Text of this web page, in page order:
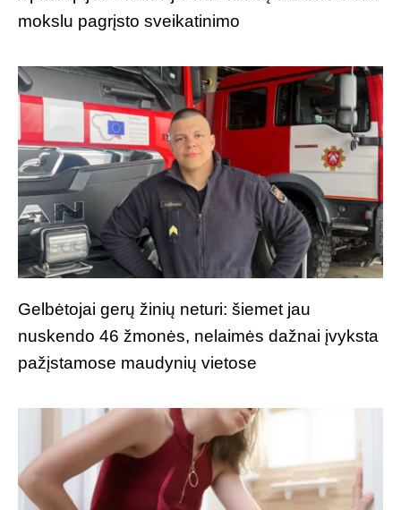
mokslu pagrįsto sveikatinimo
Gelbėtojai gerų žinių neturi: šiemet jau
nuskendo 46 žmonės, nelaimės dažnai įvyksta
pažįstamose maudynių vietose